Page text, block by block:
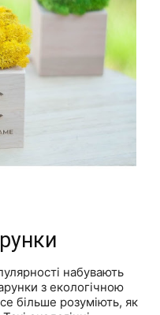
набувають
з екологічною
більше розуміють, як